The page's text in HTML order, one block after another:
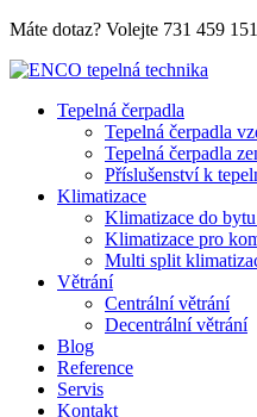
Máte dotaz? Volejte 731 459 151
Tepelná čerpadla
Tepelná čerpadla
Tepelná čerpadla
Příslušenství k
Klimatizace
Klimatizace do
Klimatizace pro
Multi split
Větrání
Centrální větrání
Decentrální větrání
Blog
Reference
Servis
Kontakt